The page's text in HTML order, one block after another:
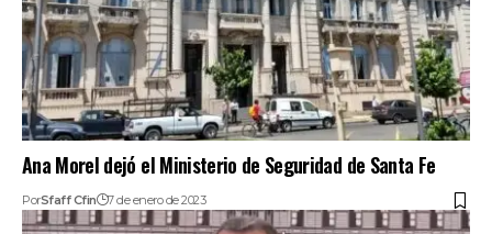
Ana Morel dejó el Ministerio de Seguridad de Santa Fe
PorSfaff Cfin 7 de enero de 2023